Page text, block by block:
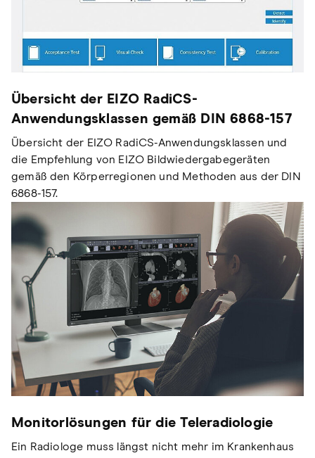
Übersicht der EIZO RadiCS-
Anwendungsklassen gemäß DIN 6868-157
Übersicht der EIZO RadiCS-Anwendungsklassen und
die Empfehlung von EIZO Bildwiedergabegeräten
gemäß den Körperregionen und Methoden aus der DIN
6868-157.
Monitorlösungen für die Teleradiologie
Ein Radiologe muss längst nicht mehr im Krankenhaus